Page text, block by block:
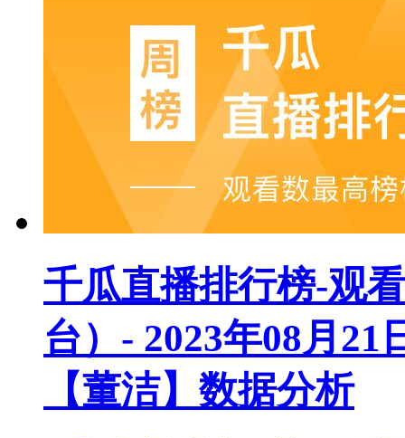
千瓜直播排行榜-观
台）- 2023年08月21
【董洁】数据分析